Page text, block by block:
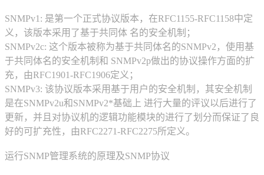
SNMPv1: 是第一个正式协议版本，在RFC1155-RFC1158中定
义，该版本采用了基于共同体 名的安全机制；
SNMPv2c: 这个版本被称为基于共同体名的SNMPv2，使用基
于共同体名的安全机制和 SNMPv2p做出的协议操作方面的扩
充，由RFC1901-RFC1906定义；
SNMPv3: 该协议版本采用基于用户的安全机制，其安全机制
是在SNMPv2u和SNMPv2*基础上 进行大量的评议以后进行了
更新，并且对协议机的逻辑功能模块的进行了划分而保证了良
好的可扩充性，由RFC2271-RFC2275所定义。
运行SNMP管理系统的原理及SNMP协议